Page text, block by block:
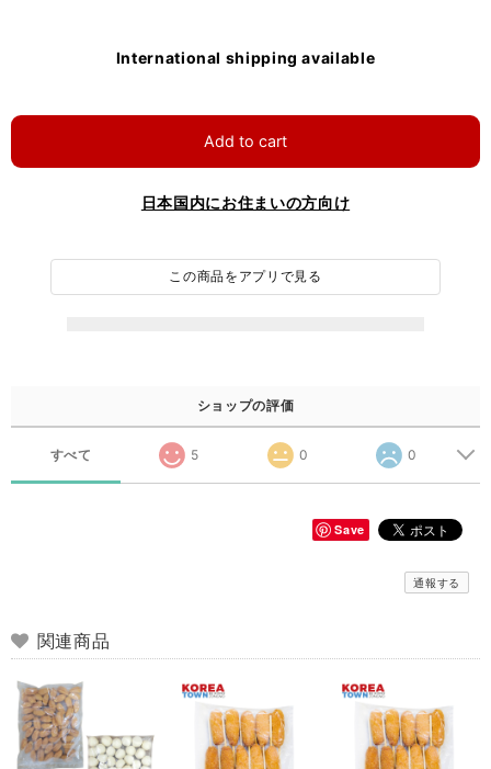
International shipping available
Add to cart
日本国内にお住まいの方向け
この商品をアプリで見る
ショップの評価
すべて 5 0 0
Save
通報する
関連商品